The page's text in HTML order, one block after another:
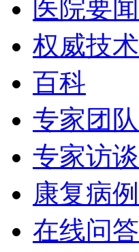
医院要闻
权威技术
百科
专家团队
专家访谈
康复病例
在线问答